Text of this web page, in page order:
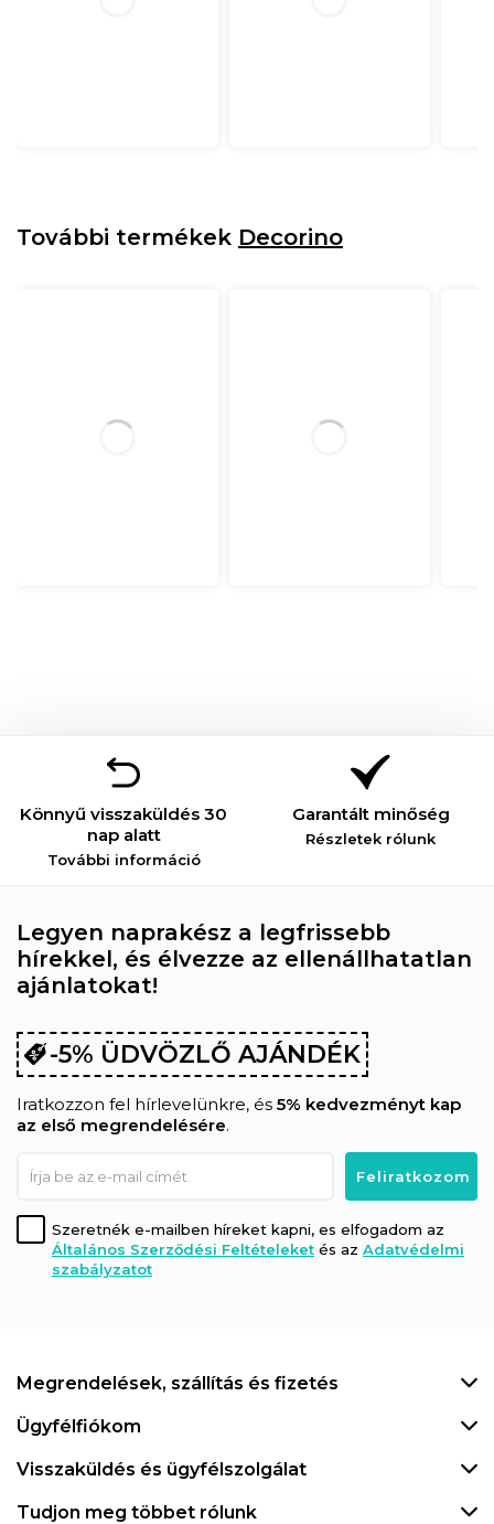
További termékek Decorino
Könnyű visszaküldés 30
nap alatt
További információ
Garantált minőség
Részletek rólunk
Legyen naprakész a legfrissebb
hírekkel, és élvezze az ellenállhatatlan
ajánlatokat!
-5% ÜDVÖZLŐ AJÁNDÉK
Iratkozzon fel hírlevelünkre, és 5% kedvezményt kap
az első megrendelésére.
Szeretnék e-mailben híreket kapni, es elfogadom az
Általános Szerződési Feltételeket és az Adatvédelmi
szabályzatot
Megrendelések, szállítás és fizetés
Ügyfélfiókom
Visszaküldés és ügyfélszolgálat
Tudjon meg többet rólunk